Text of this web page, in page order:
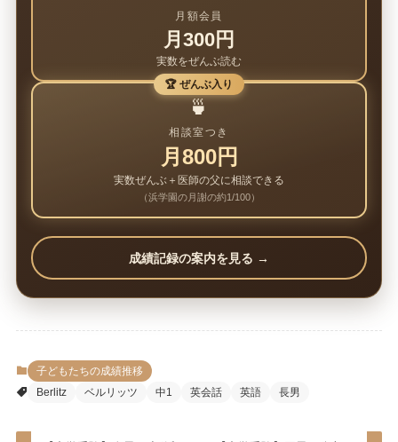
月額会員
月300円
実数をぜんぶ読む
🏆 ぜんぶ入り
🍵
相談室つき
月800円
実数ぜんぶ＋医師の父に相談できる
（浜学園の月謝の約1/100）
成績記録の案内を見る →
子どもたちの成績推移
Berlitz
ベルリッツ 中1 英会話 英語 長男